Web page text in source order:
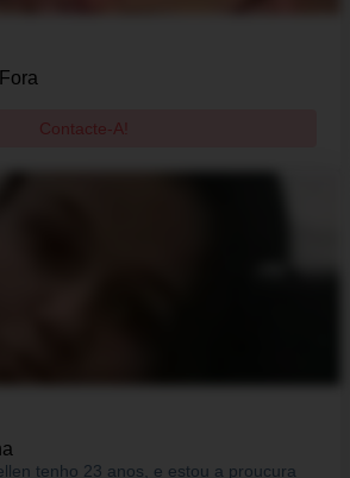
Contacte-A!
tenho 23 anos, e estou a proucura